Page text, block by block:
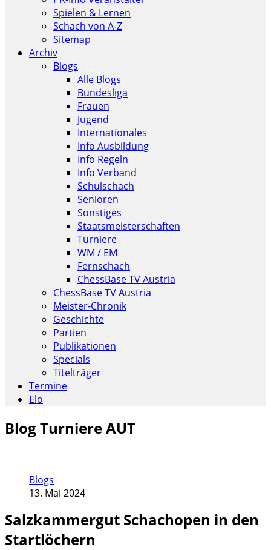
Spielen & Lernen
Schach von A-Z
Sitemap
Archiv
Blogs
Alle Blogs
Bundesliga
Frauen
Jugend
Internationales
Info Ausbildung
Info Regeln
Info Verband
Schulschach
Senioren
Sonstiges
Staatsmeisterschaften
Turniere
WM / EM
Fernschach
ChessBase TV Austria
ChessBase TV Austria
Meister-Chronik
Geschichte
Partien
Publikationen
Specials
Titelträger
Termine
Elo
Blog Turniere AUT
Blogs
13. Mai 2024
Salzkammergut Schachopen in den
Startlöchern